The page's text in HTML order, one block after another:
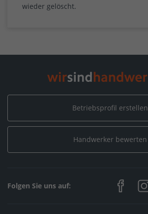
wieder gelöscht.
Betriebsprofil erstellen
Handwerker bewerten
Folgen Sie uns auf: